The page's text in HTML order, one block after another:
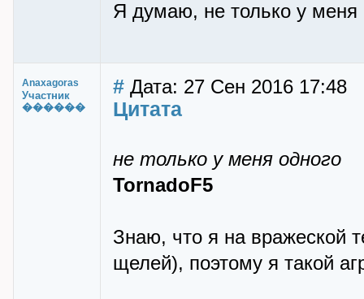
Я думаю, не только у меня
Anaxagoras
Участник
������
# Дата: 27 Сен 2016 17:48
Цитата
не только у меня одного
TornadoF5
Знаю, что я на вражеской
щелей), поэтому я такой